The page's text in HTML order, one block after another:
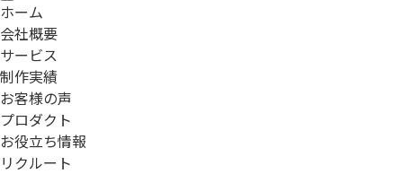
ホーム
会社概要
サービス
制作実績
お客様の声
プロダクト
お役立ち情報
リクルート